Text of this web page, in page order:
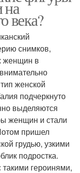
на
века?
снимков,
женщин в
женской
подчеркнуто
выделяются
женщин и стали
пришел
грудью, узкими
подростка.
героинями,